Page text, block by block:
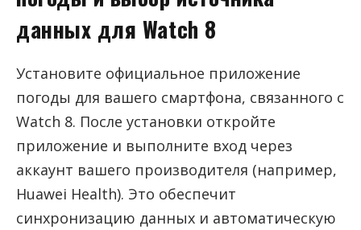
данных для Watch 8
Установите официальное приложение
погоды для вашего смартфона, связанного с
Watch 8. После установки откройте
приложение и выполните вход через
аккаунт вашего производителя (например,
Huawei Health). Это обеспечит
синхронизацию данных и автоматическую